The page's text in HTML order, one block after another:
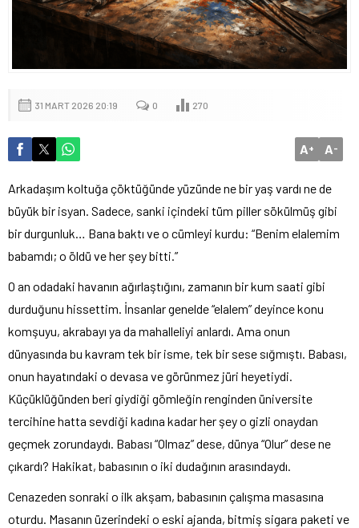
31 MART 2026 20:19 0 270
A+ A-
Arkadaşım koltuğa çöktüğünde yüzünde ne bir yaş vardı ne de
büyük bir isyan. Sadece, sanki içindeki tüm piller sökülmüş gibi
bir durgunluk… Bana baktı ve o cümleyi kurdu: “Benim elalemim
babamdı; o öldü ve her şey bitti.”
O an odadaki havanın ağırlaştığını, zamanın bir kum saati gibi
durduğunu hissettim. İnsanlar genelde “elalem” deyince konu
komşuyu, akrabayı ya da mahalleliyi anlardı. Ama onun
dünyasında bu kavram tek bir isme, tek bir sese sığmıştı. Babası,
onun hayatındaki o devasa ve görünmez jüri heyetiydi.
Küçüklüğünden beri giydiği gömleğin renginden üniversite
tercihine hatta sevdiği kadına kadar her şey o gizli onaydan
geçmek zorundaydı. Babası “Olmaz” dese, dünya “Olur” dese ne
çıkardı? Hakikat, babasının o iki dudağının arasındaydı.
Cenazeden sonraki o ilk akşam, babasının çalışma masasına
oturdu. Masanın üzerindeki o eski ajanda, bitmiş sigara paketi ve